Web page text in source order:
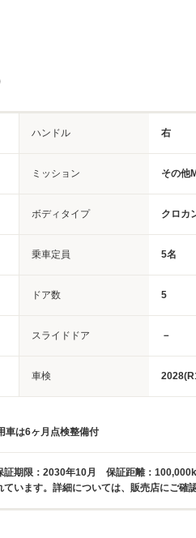
ハンドル 右
ミッション その他
ボディタイプ クロカ
乗車定員 5名
ドア数 5
スライドドア －
車検
は6ヶ月点検整備付
期限：2030年10月 保証距離：
います。詳細については、販売店にご確